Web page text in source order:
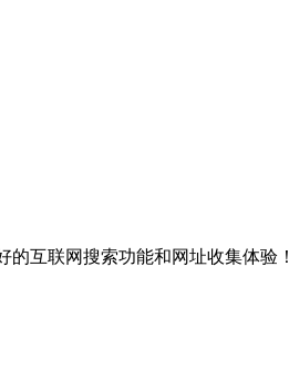
互联网搜索功能和网址收集体验！